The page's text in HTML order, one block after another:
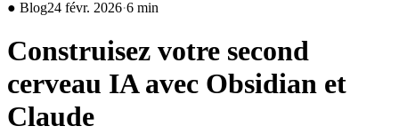
● Blog24 févr. 2026·6 min
Construisez votre second
cerveau IA avec Obsidian et
Claude